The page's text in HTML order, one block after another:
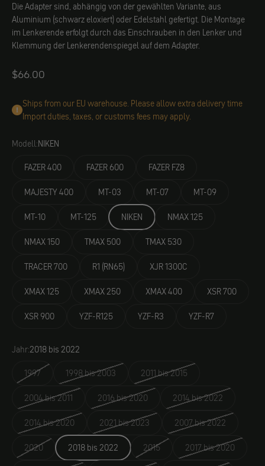
Die Adapter sind, abhängig von der gewählten Variante, aus
Aluminium (schwarz eloxiert) oder Edelstahl gefertigt. Die Montage
im Lenkerende erfolgt durch das Einschrauben in den Lenker und
Klemmung der Lenkerendenspiegel auf dem Adapter.
Angebot
$66.00
Ships from our EU warehouse. Please allow extra delivery time
Import duties, taxes, or customs fees may apply.
Modell:NIKEN
FAZER 400
FAZER 600 FAZER FZ8
MAJESTY 400 MT-03 MT-07 MT-09
MT-10 MT-125 NIKEN NMAX 125
NMAX 150 TMAX 500 TMAX 530
TRACER 700 R1 (RN65) XJR 1300C
XMAX 125 XMAX 250 XMAX 400 XSR 700
XSR 900 YZF-R125 YZF-R3 YZF-R7
Jahr:2018 bis 2022
1997
1998 bis 2003 2011 bis 2015
2004 bis 2011 2016 bis 2020 2014 bis 2022
2014 bis 2020 2021 bis 2023 2007 bis 2022
2020 2018 bis 2022 2015 2017 bis 2020